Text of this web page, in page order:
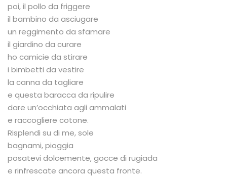
poi, il pollo da friggere
il bambino da asciugare
un reggimento da sfamare
il giardino da curare
ho camicie da stirare
i bimbetti da vestire
la canna da tagliare
e questa baracca da ripulire
dare un’occhiata agli ammalati
e raccogliere cotone.
Risplendi su di me, sole
bagnami, pioggia
posatevi dolcemente, gocce di rugiada
e rinfrescate ancora questa fronte.